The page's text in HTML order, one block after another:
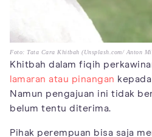
Foto: Tata Cara Khitbah (Unsplash.com/ Anton
Khitbah dalam fiqih
lamaran atau pinangan
Namun pengajuan ini tidak
belum tentu diterima.
Pihak perempuan bisa saja